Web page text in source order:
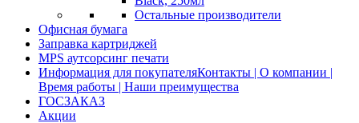
Остальные производители
Офисная бумага
Заправка картриджей
MPS аутсорсинг печати
Информация для покупателяКонтакты | О компании |
Время работы | Наши преимущества
ГОСЗАКАЗ
Акции